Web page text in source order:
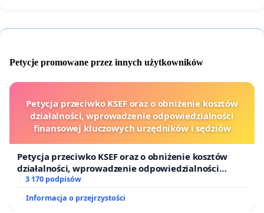
Petycje promowane przez innych użytkowników
Petycja przeciwko KSEF oraz o obniżenie kosztów
działalności, wprowadzenie odpowiedzialności
finansowej kluczowych urzędników i sędziów
Petycja przeciwko KSEF oraz o obniżenie kosztów
działalności, wprowadzenie odpowiedzialności
finansowej kluczowych urzędników i sędziów
3 170 podpisów
Informacja o przejrzystości